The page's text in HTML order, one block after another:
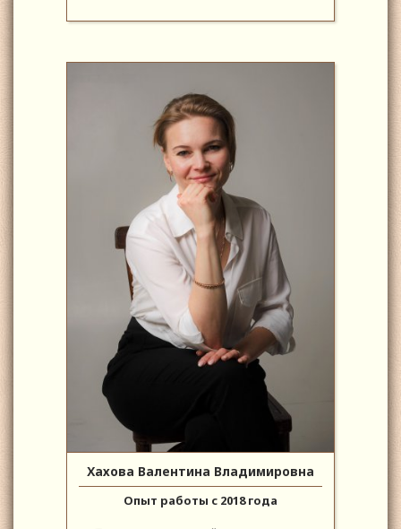
Хахова Валентина Владимировна
Опыт работы с 2018 года